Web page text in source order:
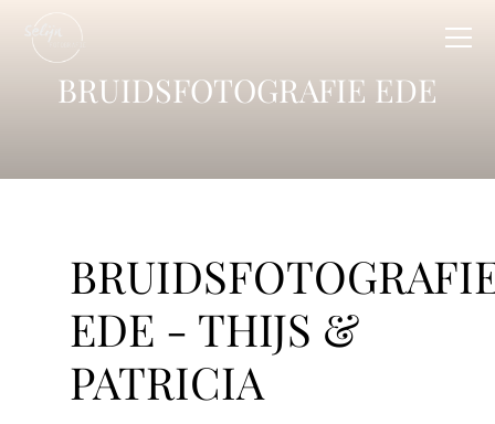
BRUIDSFOTOGRAFIE EDE
EDE - THIJS &
PATRICIA